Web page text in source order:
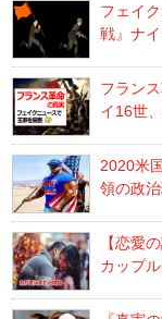
フェイ
戦』ナ
フラン
イ16世
2020米
領の政
【恋愛
カップ